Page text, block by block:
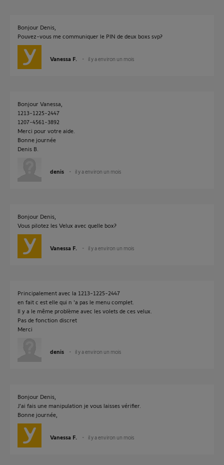
Bonjour Denis,
Pouvez-vous me communiquer le PIN de deux boxs svp?
Vanessa F. il y a environ un mois
Bonjour Vanessa,
1213-1225-2447
1207-4561-3892
Merci pour votre aide.
Bonne journée
Denis B.
denis il y a environ un mois
Bonjour Denis,
Vous pilotez les Velux avec quelle box?
Vanessa F. il y a environ un mois
Principalement avec la 1213-1225-2447
en fait c est elle qui n 'a pas le menu complet.
Il y a le même problème avec les volets de ces velux.
Pas de fonction discret
Merci
denis il y a environ un mois
Bonjour Denis,
J'ai fais une manipulation je vous laisses vérifier.
Bonne journée,
Vanessa F. il y a environ un mois